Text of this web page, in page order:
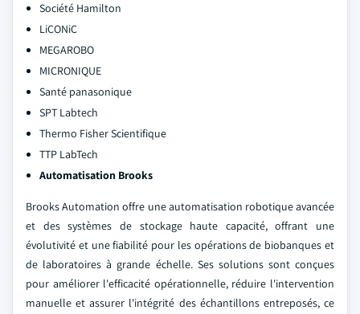
Société Hamilton
LiCONiC
MEGAROBO
MICRONIQUE
Santé panasonique
SPT Labtech
Thermo Fisher Scientifique
TTP LabTech
Automatisation Brooks
Brooks Automation offre une automatisation robotique avancée
et des systèmes de stockage haute capacité, offrant une
évolutivité et une fiabilité pour les opérations de biobanques et
de laboratoires à grande échelle. Ses solutions sont conçues
pour améliorer l'efficacité opérationnelle, réduire l'intervention
manuelle et assurer l'intégrité des échantillons entreposés, ce